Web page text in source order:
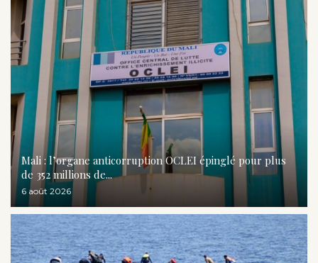
Mali : l’organe anticorruption OCLEI épinglé pour plus
de 352 millions de...
6 août 2026